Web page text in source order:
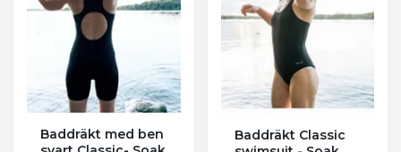
Baddräkt med ben
Baddräkt Classic